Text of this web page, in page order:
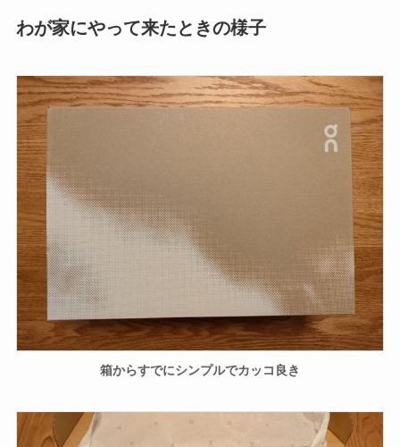
わが家にやって来たときの様子
箱からすでにシンプルでカッコ良き